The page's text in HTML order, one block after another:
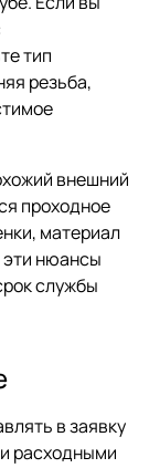
тип
резьба,
внешний
проходное
материал
эти нюансы
службы
в заявку
расходными